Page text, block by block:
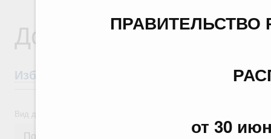
от 30
Документы
Избранные документы со справками к
Вид документа